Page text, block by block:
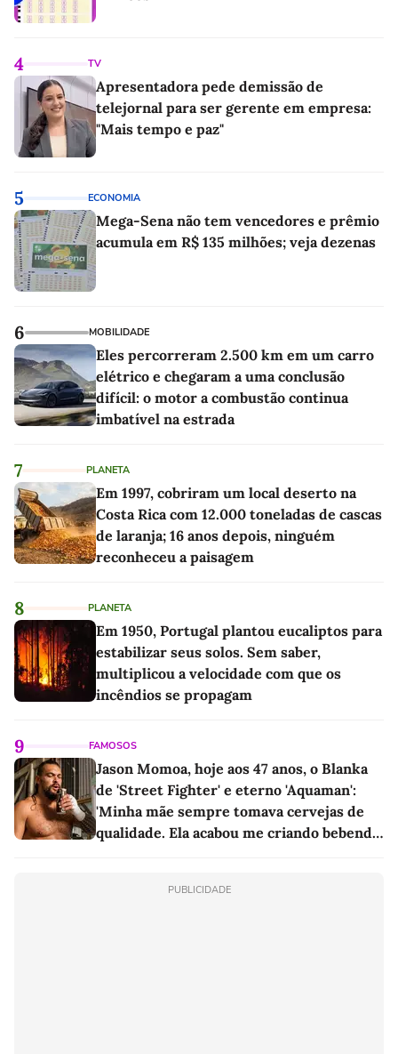
4 TV
Apresentadora pede demissão de
telejornal para ser gerente em empresa:
"Mais tempo e paz"
5 ECONOMIA
Mega-Sena não tem vencedores e prêmio
acumula em R$ 135 milhões; veja dezenas
6 MOBILIDADE
Eles percorreram 2.500 km em um carro
elétrico e chegaram a uma conclusão
difícil: o motor a combustão continua
imbatível na estrada
7 PLANETA
Em 1997, cobriram um local deserto na
Costa Rica com 12.000 toneladas de cascas
de laranja; 16 anos depois, ninguém
reconheceu a paisagem
8 PLANETA
Em 1950, Portugal plantou eucaliptos para
estabilizar seus solos. Sem saber,
multiplicou a velocidade com que os
incêndios se propagam
9 FAMOSOS
Jason Momoa, hoje aos 47 anos, o Blanka
de 'Street Fighter' e eterno 'Aquaman':
'Minha mãe sempre tomava cervejas de
qualidade. Ela acabou me criando bebendo
PUBLICIDADE